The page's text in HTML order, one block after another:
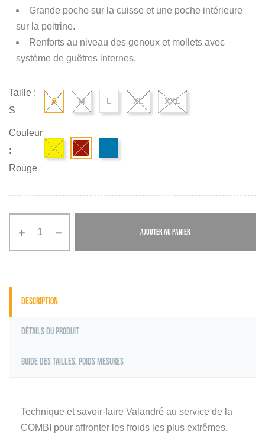
Grande poche sur la cuisse et une poche intérieure
sur la poitrine.
Renforts au niveau des genoux et mollets avec
système de guêtres internes.
Taille :
S
S M L XL XXL
Couleur
:
Rouge
AJOUTER AU PANIER
Description
Détails du produit
Guide des tailles, poids mesures
Technique et savoir-faire Valandré au service de la
COMBI pour affronter les froids les plus extrêmes.